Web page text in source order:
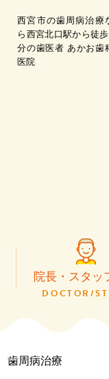
西宮市の歯周病治療
ら西宮北口駅から徒
分の歯医者 あかお歯
医院
院長・スタッ
DOCTOR/
歯周病治療